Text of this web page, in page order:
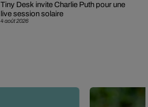
4 août 2026
Tiny Desk invite Charlie Puth pour une
live session solaire